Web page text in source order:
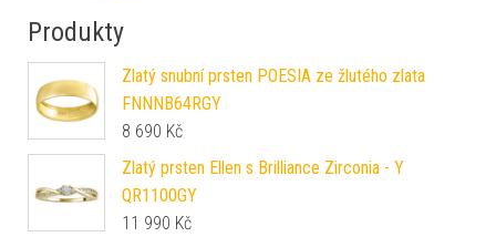
Produkty
Zlatý snubní prsten POESIA ze žlutého zlata
FNNNB64RGY
8 690 Kč
Zlatý prsten Ellen s Brilliance Zirconia - Y
QR1100GY
11 990 Kč